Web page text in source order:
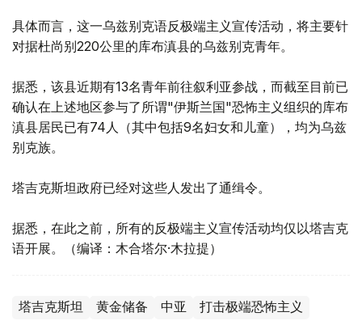
具体而言，这一乌兹别克语反极端主义宣传活动，将主要针
对据杜尚别220公里的库布滇县的乌兹别克青年。
据悉，该县近期有13名青年前往叙利亚参战，而截至目前已
确认在上述地区参与了所谓"伊斯兰国"恐怖主义组织的库布
滇县居民已有74人（其中包括9名妇女和儿童），均为乌兹
别克族。
塔吉克斯坦政府已经对这些人发出了通缉令。
据悉，在此之前，所有的反极端主义宣传活动均仅以塔吉克
语开展。（编译：木合塔尔·木拉提）
塔吉克斯坦 黄金储备 中亚 打击极端恐怖主义